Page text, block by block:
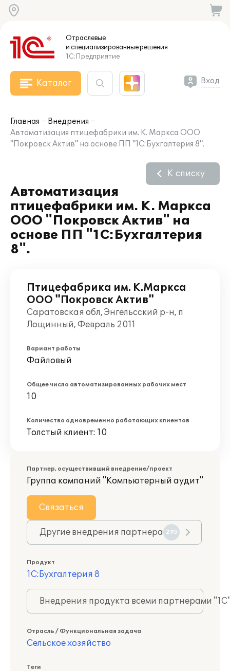
Отраслевые
и специализированныерешения
1С:Предприятие
Каталог Вход
Главная
Внедрения
Автоматизация птицефабрики им. К. Маркса ООО
"Покровск Актив" на основе ПП "1С:Бухгалтерия 8".
Автоматизация
птицефабрики им. К. Маркса
ООО "Покровск Актив" на
основе ПП "1С:Бухгалтерия
8".
К списку
Птицефабрика им. К.Маркса
ООО "Покровск Актив"
Саратовская обл, Энгельсский р-н, п
Лощинный, Февраль 2011
Вариант работы
Файловый
Общее число автоматизированных рабочих мест
10
Количество одновременно работающих клиентов
Толстый клиент: 10
Партнер, осуществивший внедрение/проект
Группа компаний "Компьютерный аудит"
Связаться
Другие внедрения партнера 295
Продукт
1С:Бухгалтерия 8
Внедрения продукта всеми партнерами
Отрасль / Функциональная задача
Сельское хозяйство
Теги